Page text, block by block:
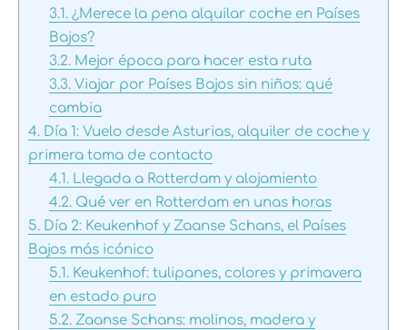
3.1.¿Merece la pena alquilar coche en Países
Bajos?
3.2.Mejor época para hacer esta ruta
3.3.Viajar por Países Bajos sin niños: qué
cambia
4. Día 1: Vuelo desde Asturias, alquiler de coche y
primera toma de contacto
4.1.Llegada a Rotterdam y alojamiento
4.2.Qué ver en Rotterdam en unas horas
5. Día 2: Keukenhof y Zaanse Schans, el Países
Bajos más icónico
5.1.Keukenhof: tulipanes, colores y primavera
en estado puro
5.2.Zaanse Schans: molinos, madera y